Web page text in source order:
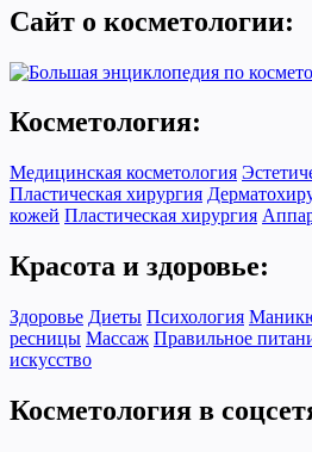
Сайт о косметологии:
Косметология:
Медицинская косметология
Пластическая хирургия
кожей Пластическая хирургия
Красота и здоровье:
Здоровье Диеты Психология
ресницы Массаж Правильное
искусство
Косметология в